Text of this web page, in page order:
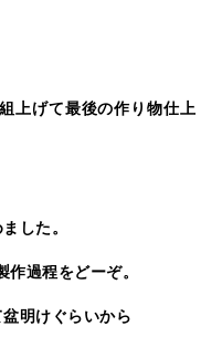
上げて最後の作り物仕上
した。
過程をどーぞ。
明けぐらいから